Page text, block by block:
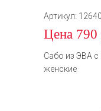
Артикул:
Цена 790
Сабо из ЭВА с
женские